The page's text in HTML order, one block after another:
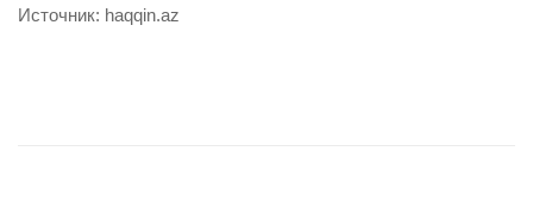
Источник: haqqin.az